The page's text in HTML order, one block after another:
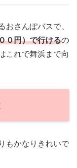
おさんぽバスで、
０円）で行けるの
これで舞浜まで向
もかなりきれいで